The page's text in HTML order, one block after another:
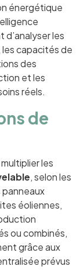
énergétique
les
capacités de
des
et les
réels.
de
les
, selon les
éoliennes,
ou combinés,
grâce aux
prévus